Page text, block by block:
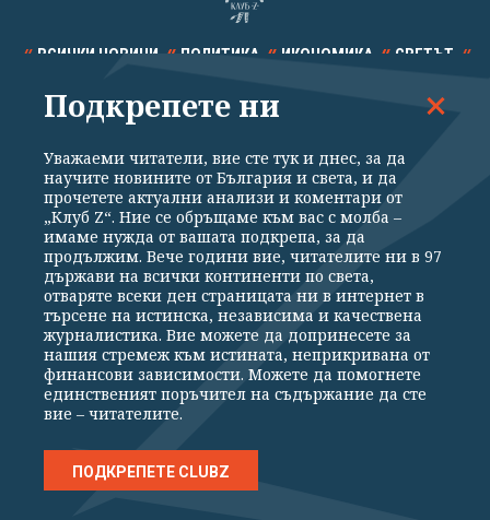
ВСИЧКИ НОВИНИ ПОЛИТИКА ИКОНОМИКА СВЕТЪТ
СПОРТ КУЛТУРА ТЕХНОЛОГИИ КАЛЕЙДОСКОП
Общи условия
Политика за поверителност
Реклама
Партньори Контакти
За Клуб Z
Екип
Подкрепете ни
Издател на www.clubz.bg е „Клуб Зебра Медия“ ЕООД, София, ул. "Алеко
Константинов" 3. Всички права запазени 2026 „Клуб Зебра Медия“
Препечатването на материали, снимки и видео от www.clubz.bg без
разрешение ще бъде преследвано по съдебен път, съгласно
ОБЩИТЕ УСЛОВИЯ
Подкрепете ни
Уважаеми читатели, вие сте тук и днес, за да
научите новините от България и света, и да
прочетете актуални анализи и коментари от
„Клуб Z“. Ние се обръщаме към вас с молба –
имаме нужда от вашата подкрепа, за да
продължим. Вече години вие, читателите ни в 97
държави на всички континенти по света,
отваряте всеки ден страницата ни в интернет в
търсене на истинска, независима и качествена
журналистика. Вие можете да допринесете за
нашия стремеж към истината, неприкривана от
финансови зависимости. Можете да помогнете
единственият поръчител на съдържание да сте
вие – читателите.
ПОДКРЕПЕТЕ CLUBZ